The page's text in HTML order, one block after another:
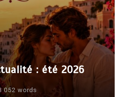
: été 2026
052 words